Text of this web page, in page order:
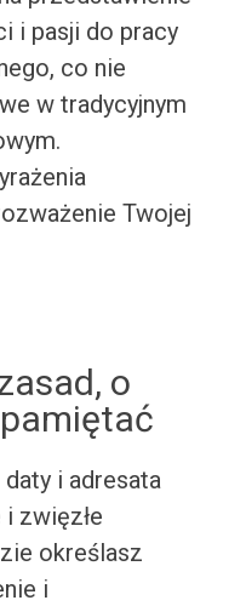
i pasji do pracy
co nie
w tradycyjnym
Twojej
o
i adresata
zwięzłe
określasz
i